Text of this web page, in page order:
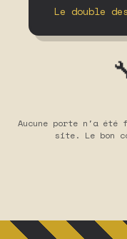
Le double
Aucune porte n'a été
site. Le bon